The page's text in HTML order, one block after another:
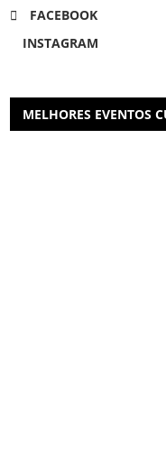
FACEBOOK
INSTAGRAM
MELHORES EVENTOS